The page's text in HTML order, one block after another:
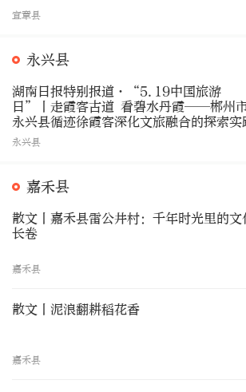
宜章县
永兴县
湖南日报特别报道·“5.19中国旅游
日”丨走霞客古道 看碧水丹霞——郴州
永兴县循迹徐霞客深化文旅融合的探索实
永兴县
嘉禾县
散文丨嘉禾县雷公井村：千年时光里的文
长卷​
嘉禾县
散文丨泥浪翻耕稻花香
嘉禾县